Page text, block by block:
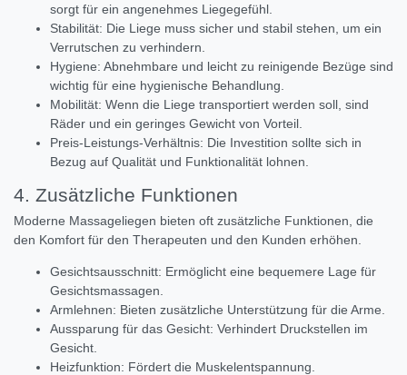
sorgt für ein angenehmes Liegegefühl.
Stabilität: Die Liege muss sicher und stabil stehen, um ein
Verrutschen zu verhindern.
Hygiene: Abnehmbare und leicht zu reinigende Bezüge sind
wichtig für eine hygienische Behandlung.
Mobilität: Wenn die Liege transportiert werden soll, sind
Räder und ein geringes Gewicht von Vorteil.
Preis-Leistungs-Verhältnis: Die Investition sollte sich in
Bezug auf Qualität und Funktionalität lohnen.
4. Zusätzliche Funktionen
Moderne Massageliegen bieten oft zusätzliche Funktionen, die
den Komfort für den Therapeuten und den Kunden erhöhen.
Gesichtsausschnitt: Ermöglicht eine bequemere Lage für
Gesichtsmassagen.
Armlehnen: Bieten zusätzliche Unterstützung für die Arme.
Aussparung für das Gesicht: Verhindert Druckstellen im
Gesicht.
Heizfunktion: Fördert die Muskelentspannung.